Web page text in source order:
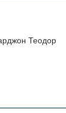
Теодор